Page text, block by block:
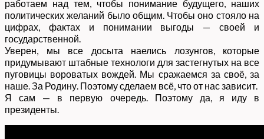
работаем над тем, чтобы понимание будущего, наших
политических желаний было общим. Чтобы оно стояло на
цифрах, фактах и понимании выгоды — своей и
государственной.
Уверен, мы все досыта наелись лозунгов, которые
придумывают штабные технологи для застегнутых на все
пуговицы вороватых вождей. Мы сражаемся за своё, за
наше. За Родину. Поэтому сделаем всё, что от нас зависит.
Я сам — в первую очередь. Поэтому да, я иду в
президенты.